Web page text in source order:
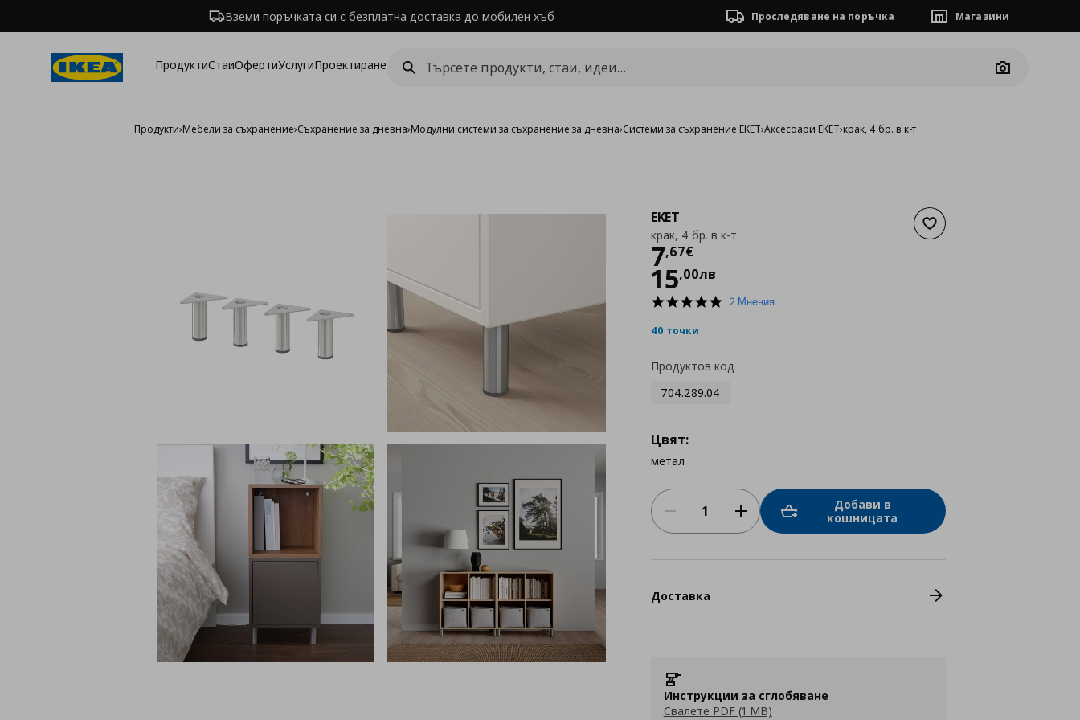
Вземи поръчката си с безплатна доставка до мобилен хъб Проследяване на поръчка Магазини
ПродуктиСтаиОфертиУслугиПроектиране
Camera
Продукти›Мебели за съхранение›Съхранение за дневна›Модулни системи за съхранение за дневна›Системи за съхранение EKET›Аксесоари EKET›крак, 4 бр. в к-т
Добави към списъка с
EKET
крак, 4 бр. в к-т
7,67€
Цена
15,00лв
5.02 Мнения
40 точки
Продуктов код
704.289.04
Цвят:
метал
Добави в
кошницата
Доставка
Инструкции за сглобяване
Свалете PDF (1 MB)